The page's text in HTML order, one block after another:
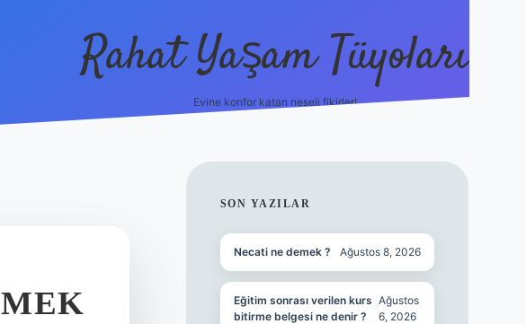
Rahat Yaşam Tüyoları
Evine konfor katan neşeli fikirler!
SIDEBAR
SON YAZILAR
Necati ne demek ? Ağustos 8, 2026
Eğitim sonrası verilen kurs
bitirme belgesi ne denir ?
Ağustos
6, 2026
ilbet canlı maç